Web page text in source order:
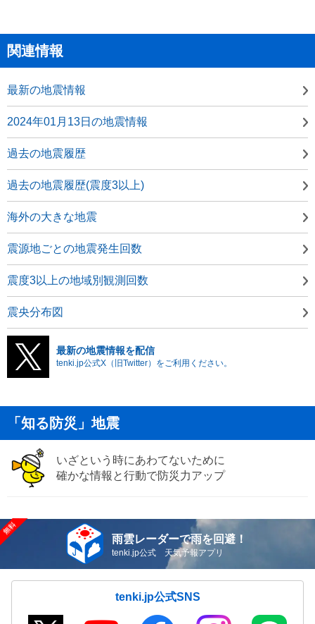
関連情報
最新の地震情報
2024年01月13日の地震情報
過去の地震履歴
過去の地震履歴(震度3以上)
海外の大きな地震
震源地ごとの地震発生回数
震度3以上の地域別観測回数
震央分布図
最新の地震情報を配信
tenki.jp公式X（旧Twitter）をご利用ください。
「知る防災」地震
いざという時にあわてないために
確かな情報と行動で防災力アップ
雨雲レーダーで雨を回避！
tenki.jp公式 天気予報アプリ
tenki.jp公式SNS